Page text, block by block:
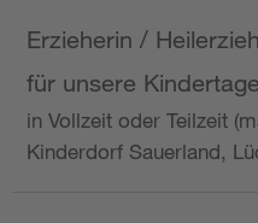
Erzieherin /
für unsere
in Vollzeit oder Teilzeit
Kinderdorf Sauerland,